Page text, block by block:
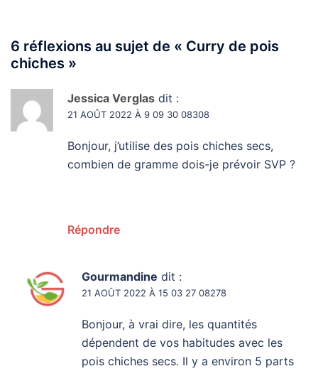
6 réflexions au sujet de « Curry de pois
chiches »
Jessica Verglas dit :
21 AOÛT 2022 À 9 09 30 08308
Bonjour, j’utilise des pois chiches secs,
combien de gramme dois-je prévoir SVP ?
Répondre
Gourmandine dit :
21 AOÛT 2022 À 15 03 27 08278
Bonjour, à vrai dire, les quantités
dépendent de vos habitudes avec les
pois chiches secs. Il y a environ 5 parts